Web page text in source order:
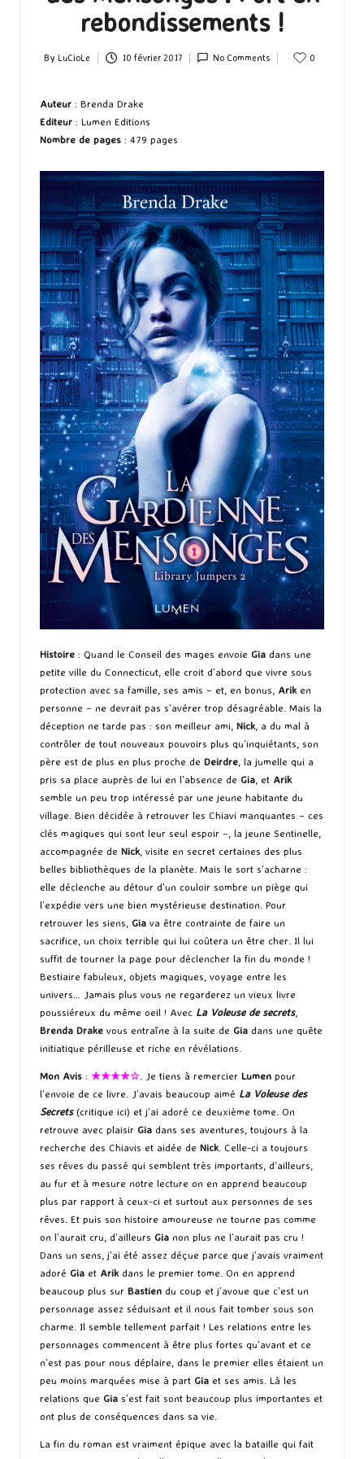
rebondissements !
Posted
By LuCioLe 10 février 2017 No Comments 0
Auteur : Brenda Drake
Editeur : Lumen Editions
Nombre de pages : 479 pages
Histoire : Quand le Conseil des mages envoie Gia dans une
petite ville du Connecticut, elle croit d’abord que vivre sous
protection avec sa famille, ses amis – et, en bonus, Arik en
personne – ne devrait pas s’avérer trop désagréable. Mais la
déception ne tarde pas : son meilleur ami, Nick , a du mal à
contrôler de tout nouveaux pouvoirs plus qu’inquiétants, son
père est de plus en plus proche de Deirdre , la jumelle qui a
pris sa place auprès de lui en l’absence de Gia , et Arik
semble un peu trop intéressé par une jeune habitante du
village. Bien décidée à retrouver les Chiavi manquantes – ces
clés magiques qui sont leur seul espoir –, la jeune Sentinelle,
accompagnée de Nick , visite en secret certaines des plus
belles bibliothèques de la planète. Mais le sort s’acharne :
elle déclenche au détour d’un couloir sombre un piège qui
l’expédie vers une bien mystérieuse destination. Pour
retrouver les siens, Gia va être contrainte de faire un
sacrifice, un choix terrible qui lui coûtera un être cher. Il lui
suffit de tourner la page pour déclencher la fin du monde !
Bestiaire fabuleux, objets magiques, voyage entre les
univers… Jamais plus vous ne regarderez un vieux livre
poussiéreux du même oeil ! Avec La Voleuse de secrets,
Brenda Drake vous entraîne à la suite de Gia dans une quête
initiatique périlleuse et riche en révélations.
Mon Avis : ★★★★☆ . Je tiens à remercier Lumen pour
l’envoie de ce livre. J’avais beaucoup aimé La Voleuse des
Secrets(critique ici) et j’ai adoré ce deuxième tome. On
retrouve avec plaisir Gia dans ses aventures, toujours à la
recherche des Chiavis et aidée de Nick . Celle-ci a toujours
ses rêves du passé qui semblent très importants, d’ailleurs,
au fur et à mesure notre lecture on en apprend beaucoup
plus par rapport à ceux-ci et surtout aux personnes de ses
rêves. Et puis son histoire amoureuse ne tourne pas comme
on l’aurait cru, d’ailleurs Gia non plus ne l’aurait pas cru !
Dans un sens, j’ai été assez déçue parce que j’avais vraiment
adoré Gia et Arik dans le premier tome. On en apprend
beaucoup plus sur Bastien du coup et j’avoue que c’est un
personnage assez séduisant et il nous fait tomber sous son
charme. Il semble tellement parfait ! Les relations entre les
personnages commencent à être plus fortes qu’avant et ce
n’est pas pour nous déplaire, dans le premier elles étaient un
peu moins marquées mise à part Gia et ses amis. Là les
relations que Gia s’est fait sont beaucoup plus importantes et
ont plus de conséquences dans sa vie.
La fin du roman est vraiment épique avec la bataille qui fait